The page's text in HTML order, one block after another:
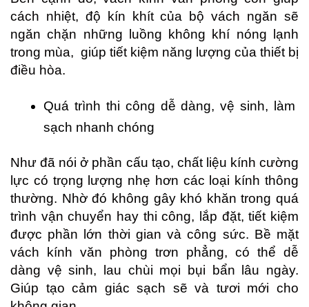
cách nhiệt, độ kín khít của bộ vách ngăn sẽ
ngăn chặn những luồng không khí nóng lạnh
trong mùa,  giúp tiết kiệm năng lượng của thiết bị
điều hòa.
Quá trình thi công dễ dàng, vệ sinh, làm
sạch nhanh chóng
Như đã nói ở phần cấu tạo, chất liệu kính cường
lực có trọng lượng nhẹ hơn các loại kính thông
thường. Nhờ đó không gây khó khăn trong quá
trình vận chuyển hay thi công, lắp đặt, tiết kiệm
được phần lớn thời gian và công sức. Bề mặt
vách kính văn phòng trơn phẳng, có thể dễ
dàng vệ sinh, lau chùi mọi bụi bẩn lâu ngày.
Giúp tạo cảm giác sạch sẽ và tươi mới cho